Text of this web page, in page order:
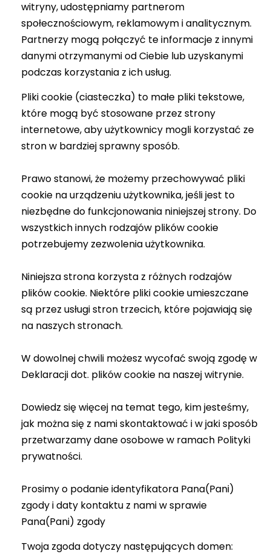
witryny, udostępniamy partnerom
społecznościowym, reklamowym i analitycznym.
Partnerzy mogą połączyć te informacje z innymi
danymi otrzymanymi od Ciebie lub uzyskanymi
podczas korzystania z ich usług.
Pliki cookie (ciasteczka) to małe pliki tekstowe,
które mogą być stosowane przez strony
internetowe, aby użytkownicy mogli korzystać ze
stron w bardziej sprawny sposób.
Prawo stanowi, że możemy przechowywać pliki
cookie na urządzeniu użytkownika, jeśli jest to
niezbędne do funkcjonowania niniejszej strony. Do
wszystkich innych rodzajów plików cookie
potrzebujemy zezwolenia użytkownika.
Niniejsza strona korzysta z różnych rodzajów
plików cookie. Niektóre pliki cookie umieszczane
są przez usługi stron trzecich, które pojawiają się
na naszych stronach.
W dowolnej chwili możesz wycofać swoją zgodę w
Deklaracji dot. plików cookie na naszej witrynie.
Dowiedz się więcej na temat tego, kim jesteśmy,
jak można się z nami skontaktować i w jaki sposób
przetwarzamy dane osobowe w ramach Polityki
prywatności.
Prosimy o podanie identyfikatora Pana(Pani)
zgody i daty kontaktu z nami w sprawie
Pana(Pani) zgody
Twoja zgoda dotyczy następujących domen: